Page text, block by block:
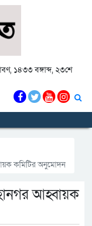
১৪৩৩ বঙ্গাব্দ, ২৩শে
কমিটির অনুমোদন
আহ্বায়ক